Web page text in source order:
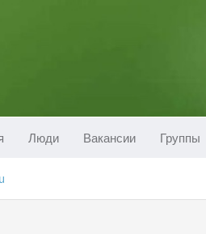
Люди Вакансии Группы